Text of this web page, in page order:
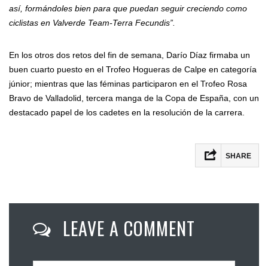
así, formándoles bien para que puedan seguir creciendo como
ciclistas en Valverde Team-Terra Fecundis”.
En los otros dos retos del fin de semana, Darío Díaz firmaba un
buen cuarto puesto en el Trofeo Hogueras de Calpe en categoría
júnior; mientras que las féminas participaron en el Trofeo Rosa
Bravo de Valladolid, tercera manga de la Copa de España, con un
destacado papel de los cadetes en la resolución de la carrera.
SHARE
Twitter
LEAVE A COMMENT